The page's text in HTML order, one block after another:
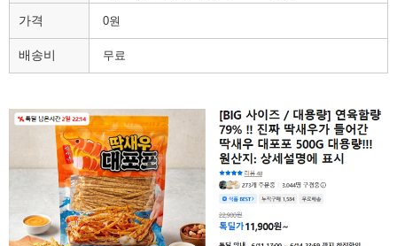
가격 0원
배송비 무료